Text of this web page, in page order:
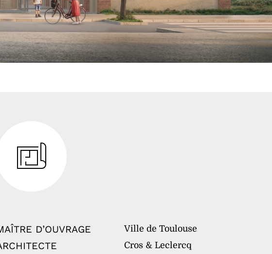
D’OUVRAGE Ville de Toulouse
Cros & Leclercq